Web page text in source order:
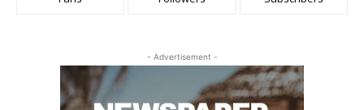
- Advertisement -